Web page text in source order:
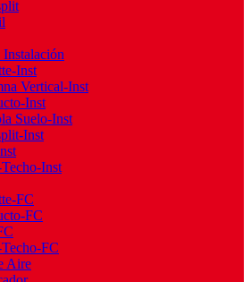
Inst
Vertical-Inst
Inst
Suelo-Inst
Inst
Inst
FC
FC
FC
Aire